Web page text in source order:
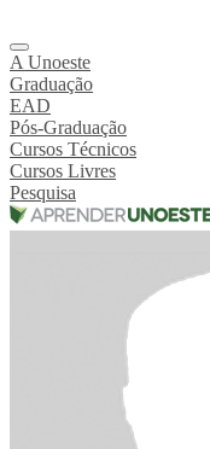
A Unoeste
Graduação
EAD
Pós-Graduação
Cursos Técnicos
Cursos Livres
Pesquisa